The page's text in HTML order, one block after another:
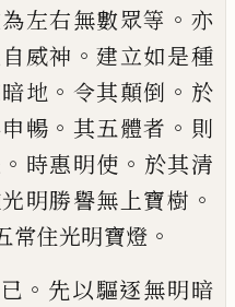
左右無數眾等 。 亦
威神 。建立如是種
地 。 令其顛倒 。 於
暢 。 其五體者 。 則
。 時惠明使 。 於其清
明勝譽無上寶樹 。
常住光明寶燈 。
。 先以驅逐無明暗